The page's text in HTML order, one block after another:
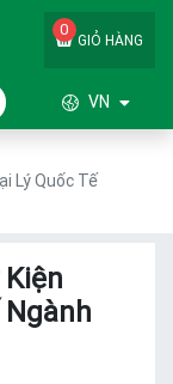
GIỎ HÀNG
0
VN
Lý Quốc Tế
Ngành